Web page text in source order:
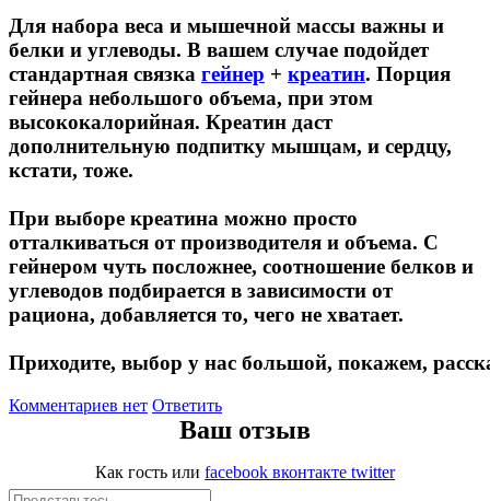
Протеин
НАЗАД
Сывороточный протеин
Многокомпонентный и яичный протеин
Растительный протеин
Снижение веса
НАЗАД
Жиросжигатели
Для набора веса и мышечной массы важны и
белки и углеводы. В вашем случае подойдет
стандартная связка гейнер + креатин. Порция
гейнера небольшого объема, при этом
высококалорийная. Креатин даст
дополнительную подпитку мышцам, и сердцу,
кстати, тоже.
При выборе креатина можно просто
отталкиваться от производителя и объема. С
гейнером чуть посложнее, соотношение белков и
углеводов подбирается в зависимости от
рациона, добавляется то, чего не хватает.
Приходите, выбор у нас большой, покажем,
Комментариев нет Ответить
Ваш отзыв
Как гость или facebook вконтакте twitter